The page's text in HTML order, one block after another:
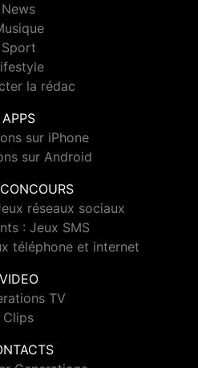
News
Sport
la rédac
APPS
sur iPhone
sur Android
réseaux sociaux
: Jeux SMS
téléphone et internet
VIDEO
TV
Clips